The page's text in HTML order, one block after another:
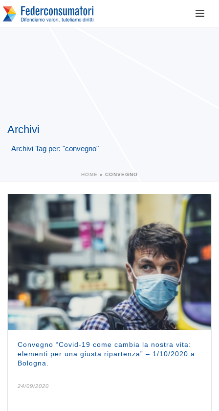
Archivi
Archivi Tag per: "convegno"
HOME » CONVEGNO
Convegno “Covid-19 come cambia la nostra vita:
elementi per una giusta ripartenza” – 1/10/2020 a
Bologna.
24/09/2020